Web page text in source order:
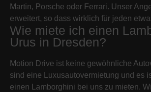
Martin, Porsche oder Ferrari. Unser
erweitert, so dass wirklich für jeden
Wie miete ich einen
Urus in Dresden?
Motion Drive ist keine gewöhnliche
sind eine Luxusautovermietung und es
einen Lamborghini bei uns zu mieten.